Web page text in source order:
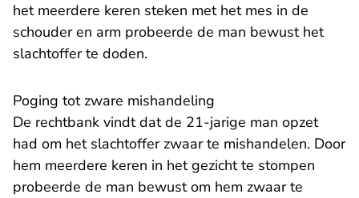
het meerdere keren steken met het mes in de
schouder en arm probeerde de man bewust het
slachtoffer te doden.
Poging tot zware mishandeling
De rechtbank vindt dat de 21-jarige man opzet
had om het slachtoffer zwaar te mishandelen. Door
hem meerdere keren in het gezicht te stompen
probeerde de man bewust om hem zwaar te